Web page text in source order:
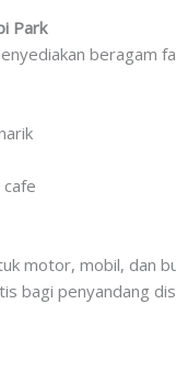
Park
beragam
motor, mobil, dan
bagi penyandang